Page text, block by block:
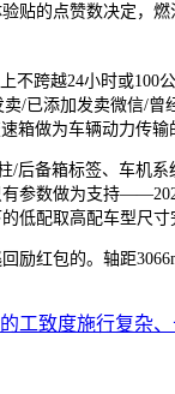
贴的点赞数决定，
跨越24小时或100
/已添加发卖微信/
箱做为车辆动力传
备箱标签、车机系
参数做为支持
低配取高配车型尺
红包的。轴距
工致度施行复杂、